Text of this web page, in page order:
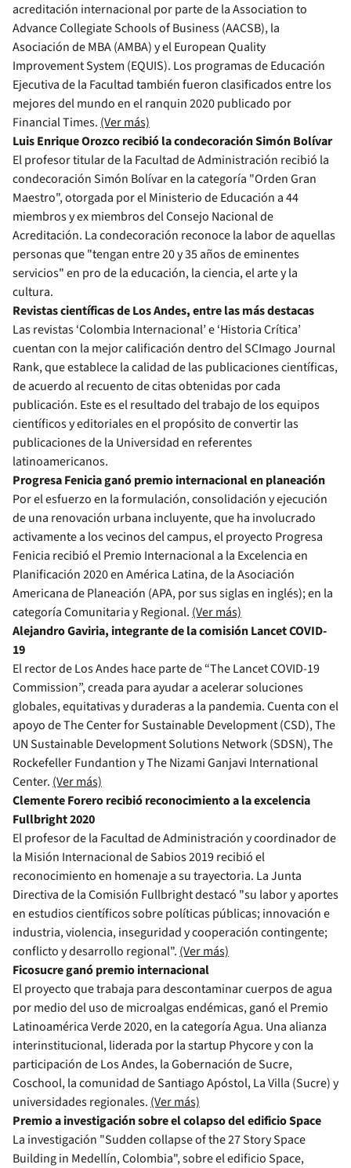
acreditación internacional por parte de la Association to
Advance Collegiate Schools of Business (AACSB), la
Asociación de MBA (AMBA) y el European Quality
Improvement System (EQUIS). Los programas de Educación
Ejecutiva de la Facultad también fueron clasificados entre los
mejores del mundo en el ranquin 2020 publicado por
Financial Times. (Ver más)
Luis Enrique Orozco recibió la condecoración Simón Bolívar
El profesor titular de la Facultad de Administración recibió la
condecoración Simón Bolívar en la categoría "Orden Gran
Maestro", otorgada por el Ministerio de Educación a 44
miembros y ex miembros del Consejo Nacional de
Acreditación. La condecoración reconoce la labor de aquellas
personas que "tengan entre 20 y 35 años de eminentes
servicios" en pro de la educación, la ciencia, el arte y la
cultura.
Revistas científicas de Los Andes, entre las más destacas
Las revistas ‘Colombia Internacional’ e ‘Historia Crítica’
cuentan con la mejor calificación dentro del SCImago Journal
Rank, que establece la calidad de las publicaciones científicas,
de acuerdo al recuento de citas obtenidas por cada
publicación. Este es el resultado del trabajo de los equipos
científicos y editoriales en el propósito de convertir las
publicaciones de la Universidad en referentes
latinoamericanos.
Progresa Fenicia ganó premio internacional en planeación
Por el esfuerzo en la formulación, consolidación y ejecución
de una renovación urbana incluyente, que ha involucrado
activamente a los vecinos del campus, el proyecto Progresa
Fenicia recibió el Premio Internacional a la Excelencia en
Planificación 2020 en América Latina, de la Asociación
Americana de Planeación (APA, por sus siglas en inglés); en la
categoría Comunitaria y Regional. (Ver más)
Alejandro Gaviria, integrante de la comisión Lancet COVID-
19
El rector de Los Andes hace parte de “The Lancet COVID-19
Commission”, creada para ayudar a acelerar soluciones
globales, equitativas y duraderas a la pandemia. Cuenta con el
apoyo de The Center for Sustainable Development (CSD), The
UN Sustainable Development Solutions Network (SDSN), The
Rockefeller Fundantion y The Nizami Ganjavi International
Center. (Ver más)
Clemente Forero recibió reconocimiento a la excelencia
Fullbright 2020
El profesor de la Facultad de Administración y coordinador de
la Misión Internacional de Sabios 2019 recibió el
reconocimiento en homenaje a su trayectoria. La Junta
Directiva de la Comisión Fullbright destacó "su labor y aportes
en estudios científicos sobre políticas públicas; innovación e
industria, violencia, inseguridad y cooperación contingente;
conflicto y desarrollo regional". (Ver más)
Ficosucre ganó premio internacional
El proyecto que trabaja para descontaminar cuerpos de agua
por medio del uso de microalgas endémicas, ganó el Premio
Latinoamérica Verde 2020, en la categoría Agua. Una alianza
interinstitucional, liderada por la startup Phycore y con la
participación de Los Andes, la Gobernación de Sucre,
Coschool, la comunidad de Santiago Apóstol, La Villa (Sucre) y
universidades regionales. (Ver más)
Premio a investigación sobre el colapso del edificio Space
La investigación "Sudden collapse of the 27 Story Space
Building in Medellín, Colombia", sobre el edificio Space,